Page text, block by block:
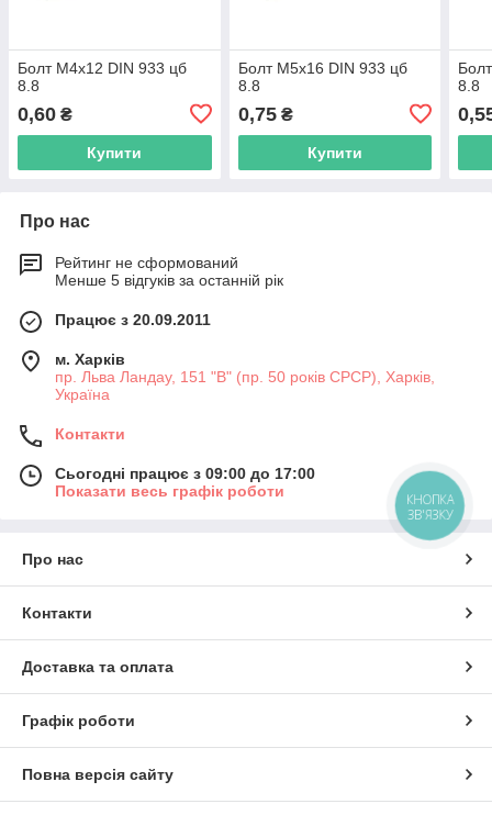
Болт М4х12 DIN 933 цб
8.8
0,60 ₴
Купити
Болт М5х16 DIN 933 цб
8.8
0,75₴
Купити
8.8
Про нас
Рейтинг не сформований
Менше 5 відгуків за останній рік
Працює з 20.09.2011
м. Харків
пр. Льва Ландау, 151 "В" (пр. 50 років СРСР), Харків,
Україна
Контакти
Сьогодні працює з 09:00 до 17:00
Показати весь графік роботи
Про нас
Контакти
Доставка та оплата
Графік роботи
Повна версія сайту
КНОПКА
ЗВ'ЯЗКУ